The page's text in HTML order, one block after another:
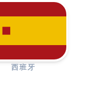
西班牙